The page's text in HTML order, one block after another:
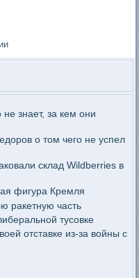
знает, за кем они
о том чего не успел
склад Wildberries в
фигура Кремля
ракетную часть
тусовке
отставке из-за войны с